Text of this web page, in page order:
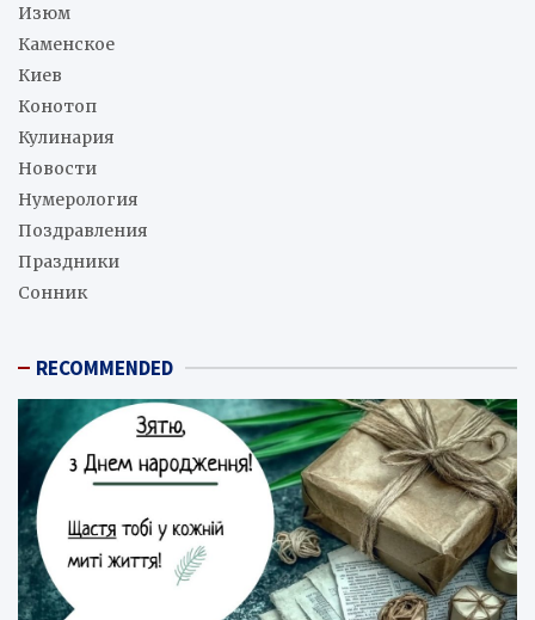
Изюм
Каменское
Киев
Конотоп
Кулинария
Новости
Нумерология
Поздравления
Праздники
Сонник
RECOMMENDED